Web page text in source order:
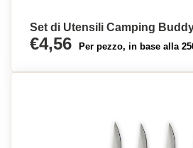
Set di Utensili Camping
€4,56 Per pezzo, in base alla